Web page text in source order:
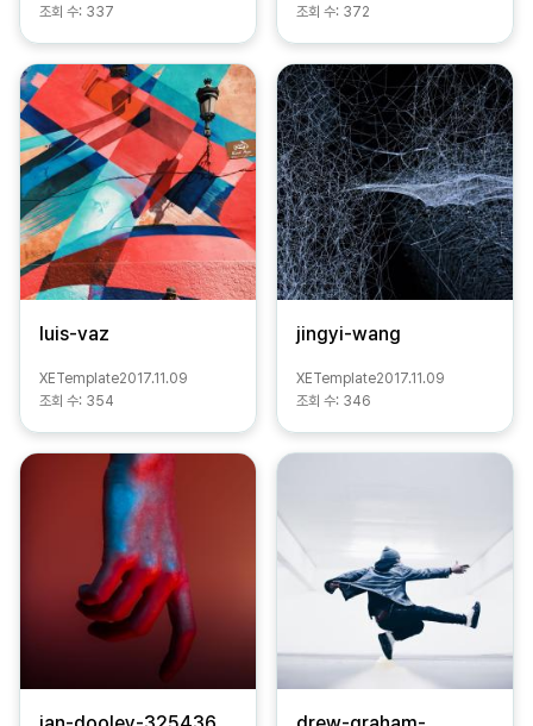
조회 수: 337
조회 수: 372
luis-vaz
XETemplate2017.11.09
조회 수: 354
jingyi-wang
XETemplate2017.11.09
조회 수: 346